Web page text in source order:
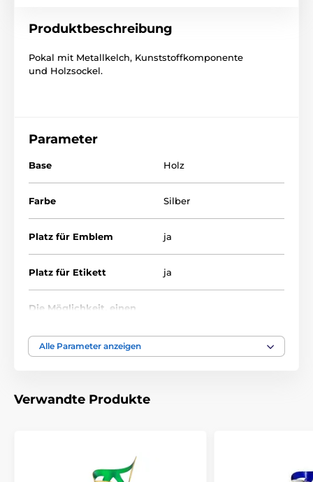
Produktbeschreibung
Pokal mit Metallkelch, Kunststoffkomponente
und Holzsockel.
Parameter
Base Holz
Farbe Silber
Platz für Emblem ja
Platz für Etikett ja
Die Möglichkeit, einen
Durchmesse cm 10-8-8
Höhe cm
Alle Parameter anzeigen
Verwandte Produkte